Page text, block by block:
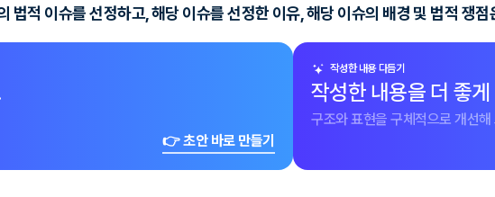
법적 이슈를 선정하고, 해당 이슈를 선정한 이유, 해당 이슈의 배경 및 법적 쟁
👉 초안 바로 만들기
작성한 내용 다듬기
작성한 내용을 더 좋
구조와 표현을 구체적으로 개선해